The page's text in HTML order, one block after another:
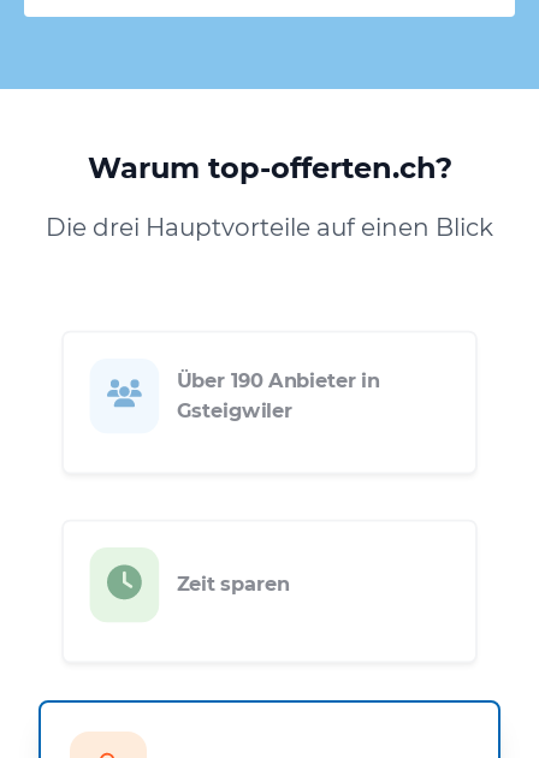
Warum top-offerten.ch?
Die drei Hauptvorteile auf einen Blick
Über 190 Anbieter in
Gsteigwiler
Zeit sparen